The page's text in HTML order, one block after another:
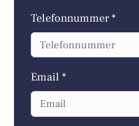
Telefonnummer *
Email *